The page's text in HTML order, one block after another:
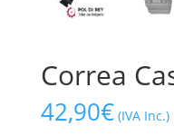
Correa
42,90€ (IVA Inc.)